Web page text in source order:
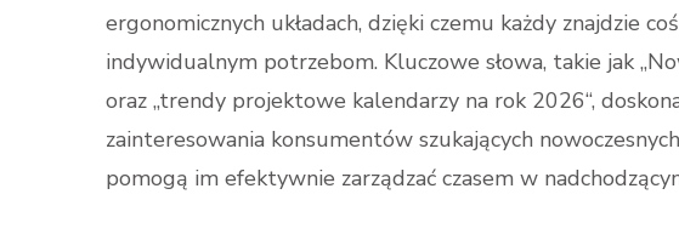
ergonomicznych układach, dzięki czemu każdy znajdzie
indywidualnym potrzebom. Kluczowe słowa, takie jak
oraz „trendy projektowe kalendarzy na rok 2026“,
zainteresowania konsumentów szukających
pomogą im efektywnie zarządzać czasem w